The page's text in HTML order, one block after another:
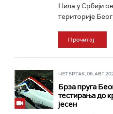
Нила у Србији
територије
Прочитај
ЧЕТВРТАК, 06. АВГ
Брза пруга
тестирања до
јесен